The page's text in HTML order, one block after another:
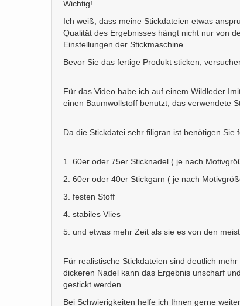
Wichtig!
Ich weiß, dass meine Stickdateien etwas
Qualität des Ergebnisses hängt nicht nur von
Einstellungen der Stickmaschine.
Bevor Sie das fertige Produkt sticken,
Für das Video habe ich auf einem Wildleder
einen Baumwollstoff benutzt, das verwendete
Da die Stickdatei sehr filigran ist benötigen Sie
1. 60er oder 75er Sticknadel ( je nach
2. 60er oder 40er Stickgarn ( je nach
3. festen Stoff
4. stabiles Vlies
5. und etwas mehr Zeit als sie es von den
Für realistische Stickdateien sind deutlich
dickeren Nadel kann das Ergebnis unscharf
gestickt werden.
Bei Schwierigkeiten helfe ich Ihnen gerne